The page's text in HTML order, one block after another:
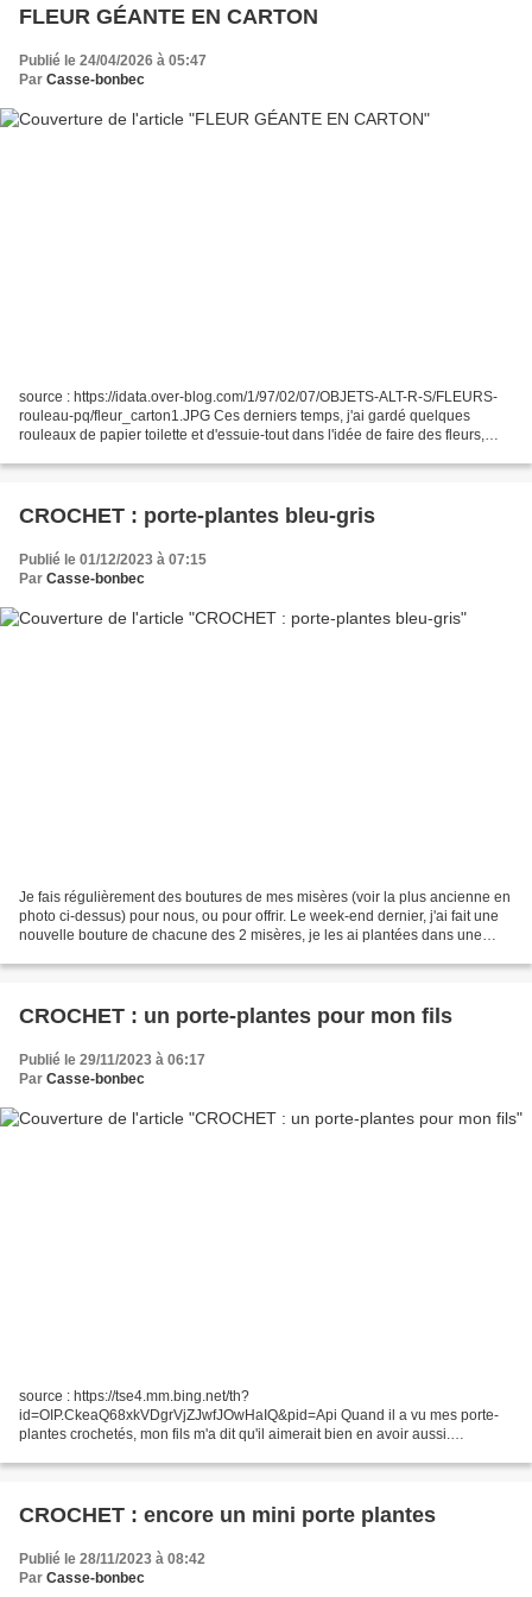
FLEUR GÉANTE EN CARTON
Publié le 24/04/2026 à 05:47
Par Casse-bonbec
source : https://idata.over-blog.com/1/97/02/07/OBJETS-ALT-R-S/FLEURS-
rouleau-pq/fleur_carton1.JPG Ces derniers temps, j'ai gardé quelques
rouleaux de papier toilette et d'essuie-tout dans l'idée de faire des fleurs,
CROCHET : porte-plantes bleu-gris
Publié le 01/12/2023 à 07:15
Par Casse-bonbec
Je fais régulièrement des boutures de mes misères (voir la plus ancienne en
photo ci-dessus) pour nous, ou pour offrir. Le week-end dernier, j'ai fait une
nouvelle bouture de chacune des 2 misères, je les ai plantées dans une
CROCHET : un porte-plantes pour mon fils
Publié le 29/11/2023 à 06:17
Par Casse-bonbec
source : https://tse4.mm.bing.net/th?
id=OIP.CkeaQ68xkVDgrVjZJwfJOwHaIQ&pid=Api Quand il a vu mes porte-
plantes crochetés, mon fils m'a dit qu'il aimerait bien en avoir aussi.
chlorophytum...
CROCHET : encore un mini porte plantes
Publié le 28/11/2023 à 08:42
Par Casse-bonbec